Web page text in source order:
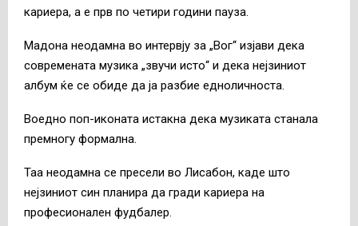
кариера, а е прв по четири години пауза.
Мадона неодамна во интервју за „Вог“ изјави дека
современата музика „звучи исто“ и дека нејзиниот
албум ќе се обиде да ја разбие едноличноста.
Воедно поп-иконата истакна дека музиката станала
премногу формална.
Таа неодамна се пресели во Лисабон, каде што
нејзиниот син планира да гради кариера на
професионален фудбалер.